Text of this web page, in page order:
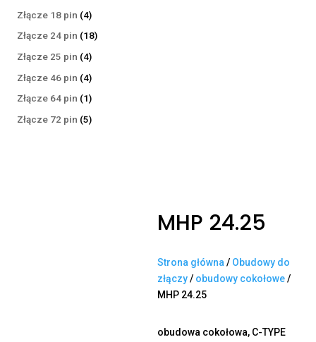
Złącze 18 pin 44
produkty
Złącze 24 pin 1818
Złącze 25 pin 44
produkty
Złącze 46 pin 44
produkty
Złącze 64 pin 11
produkt
Złącze 72 pin 55
MHP 24.25
Strona główna / Obudowy do
złączy/ obudowy cokołowe/
MHP 24.25
obudowa cokołowa, C-TYPE